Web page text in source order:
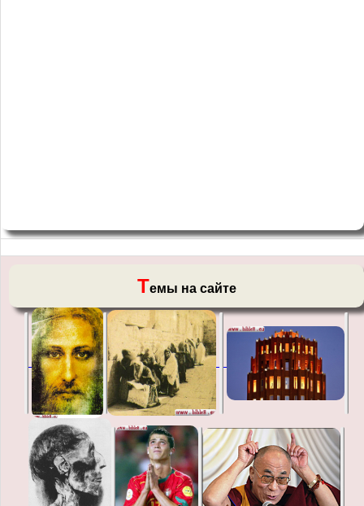
Темы на сайте